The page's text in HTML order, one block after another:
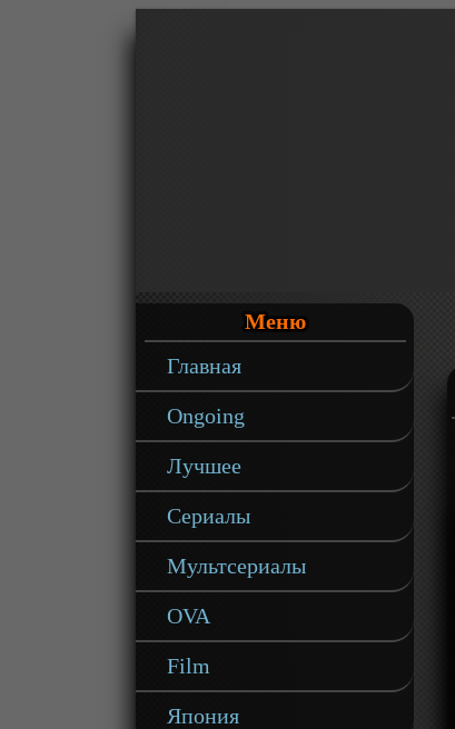
Меню
Главная
Ongoing
Лучшее
Сериалы
Мультсериалы
OVA
Film
Япония